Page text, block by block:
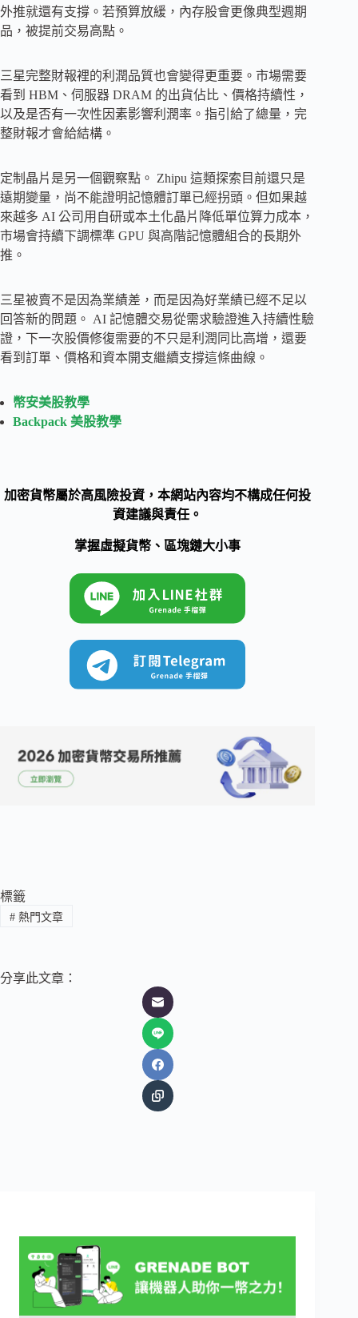
外推就還有支撐。若預算放緩，內存股會更像典型週期
品，被提前交易高點。
三星完整財報裡的利潤品質也會變得更重要。市場需要
看到 HBM、伺服器 DRAM 的出貨佔比、價格持續性，
以及是否有一次性因素影響利潤率。指引給了總量，完
整財報才會給結構。
定制晶片是另一個觀察點。 Zhipu 這類探索目前還只是
遠期變量，尚不能證明記憶體訂單已經拐頭。但如果越
來越多 AI 公司用自研或本土化晶片降低單位算力成本，
市場會持續下調標準 GPU 與高階記憶體組合的長期外
推。
三星被賣不是因為業績差，而是因為好業績已經不足以
回答新的問題。 AI 記憶體交易從需求驗證進入持續性驗
證，下一次股價修復需要的不只是利潤同比高增，還要
看到訂單、價格和資本開支繼續支撐這條曲線。
幣安美股教學
Backpack 美股教學
加密貨幣屬於高風險投資，本網站內容均不構成任何投
資建議與責任。
掌握虛擬貨幣、區塊鏈大小事
標籤
#熱門文章
分享此文章：